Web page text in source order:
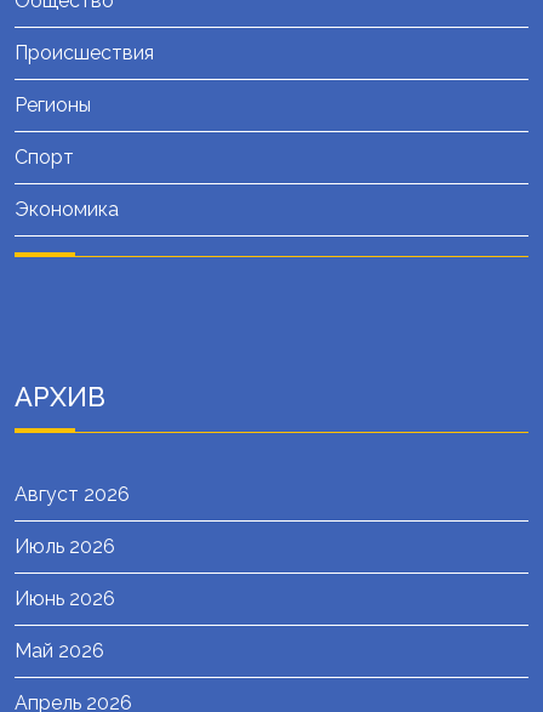
Происшествия
Регионы
Спорт
Экономика
АРХИВ
Август 2026
Июль 2026
Июнь 2026
Май 2026
Апрель 2026